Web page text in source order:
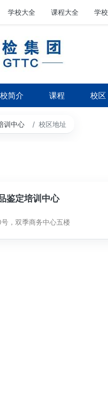
学校大全 课程大全 学
简介 课程 校区
训中心 校区地址
鉴定培训中心
，双季商务中心五楼